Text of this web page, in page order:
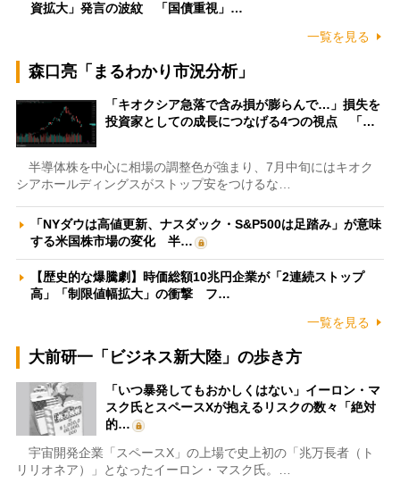
資拡大」発言の波紋 「国債重視」…
一覧を見る
森口亮「まるわかり市況分析」
「キオクシア急落で含み損が膨らんで…」損失を
投資家としての成長につなげる4つの視点 「…
半導体株を中心に相場の調整色が強まり、7月中旬にはキオク
シアホールディングスがストップ安をつけるな…
「NYダウは高値更新、ナスダック・S&P500は足踏み」が意味
する米国株市場の変化 半…
【歴史的な爆騰劇】時価総額10兆円企業が「2連続ストップ
高」「制限値幅拡大」の衝撃 フ…
一覧を見る
大前研一「ビジネス新大陸」の歩き方
「いつ暴発してもおかしくはない」イーロン・マ
スク氏とスペースXが抱えるリスクの数々「絶対
的…
宇宙開発企業「スペースX」の上場で史上初の「兆万長者（ト
リリオネア）」となったイーロン・マスク氏。…